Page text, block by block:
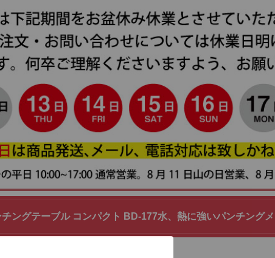
ングテーブル コンパクト BD-177水、熱に強いパンチング